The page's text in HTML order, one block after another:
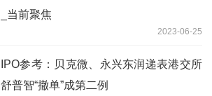
_当前聚焦
2023-06-25
IPO参考：贝克微、永兴东润递表港交所
舒普智“撤单”成第二例